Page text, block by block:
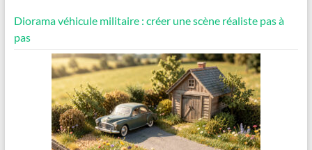
Diorama véhicule militaire : créer une scène réaliste pas à
pas